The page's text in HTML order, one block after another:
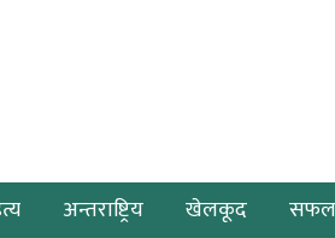
अन्तराष्ट्रिय खेलकूद